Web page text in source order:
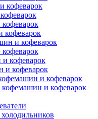
кофеварок
кофеварок
и кофеварок
кофеварок
и кофеварок
и кофеварок
и кофеварок